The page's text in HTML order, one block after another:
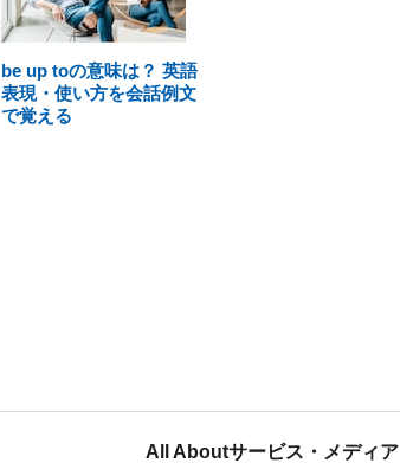
be up toの意味は？ 英語
表現・使い方を会話例文
で覚える
All Aboutサービス・メディア